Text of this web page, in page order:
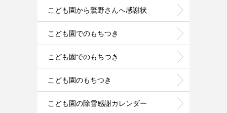
こども園から鷲野さんへ感謝状
こども園でのもちつき
こども園でのもちつき
こども園のもちつき
こども園の除雪感謝カレンダー